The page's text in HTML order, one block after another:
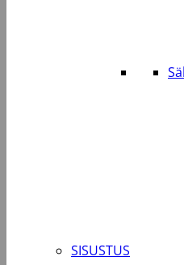
SISUSTUS